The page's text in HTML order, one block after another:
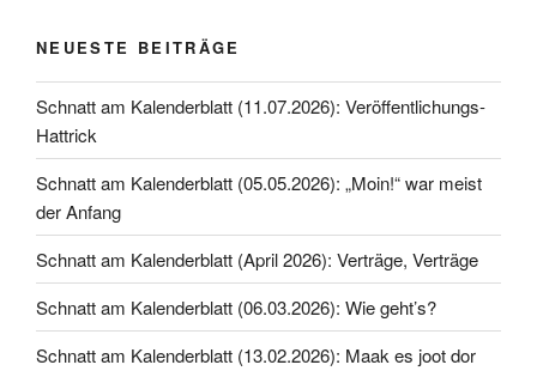
NEUESTE BEITRÄGE
Schnatt am Kalenderblatt (11.07.2026): Veröffentlichungs-
Hattrick
Schnatt am Kalenderblatt (05.05.2026): „Moin!“ war meist
der Anfang
Schnatt am Kalenderblatt (April 2026): Verträge, Verträge
Schnatt am Kalenderblatt (06.03.2026): Wie geht’s?
Schnatt am Kalenderblatt (13.02.2026): Maak es joot dor